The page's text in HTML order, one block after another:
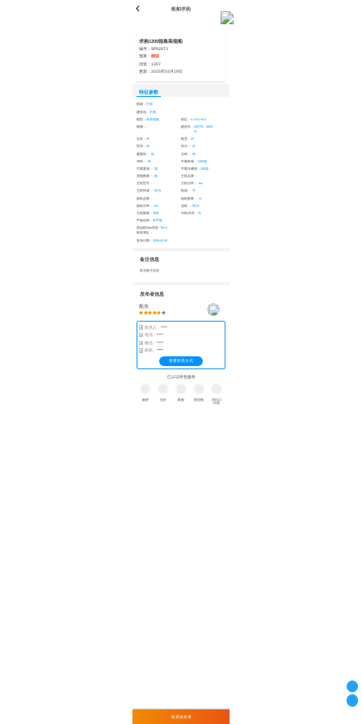
船舶求购
求购1200箱集装箱船
编号： SP92873
预算： 面议
浏览： 1397
更新： 2025年03月19日
特征参数
船级：
不限
建造地： 不限,
船型： 集装箱船 航区： A1+A2+A3
船旗： - 建造年： 2007年 - 2025
年
总长： 米 船宽： 米
型深：
米 吃水： - 米
载重吨： - 吨 总吨： - 吨
净吨： - 吨 可载标箱： 1200箱
可载重箱： - 箱 可载冷藏箱： 200箱
货舱数量： - 舱 主机品牌： -
主机型号： - 主机功率： - kw
主机转速： - 转/分 航速： - 节
副机品牌： - 副机数量： - 台
副机功率： - kw 油耗： - 吨/天
主机数量： 单机 吊机/吊杆： 无
甲板结构： 单甲板
柴油机Nox排放
标准满足：
Tier II
发布日期： 2025-03-19
备注信息
暂无备注信息
发布者信息
船东
联系人：****
电话：****
微信：****
邮箱：****
查看联系方式
已认证特色服务
融资 估价 勘验 接送船
进出口
代理
联系发布者